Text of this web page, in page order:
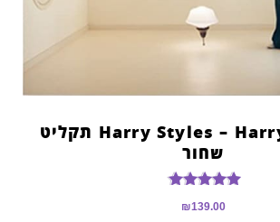
Harry Styles – Harry’s House תקליט
שחור
5.00
₪139.00